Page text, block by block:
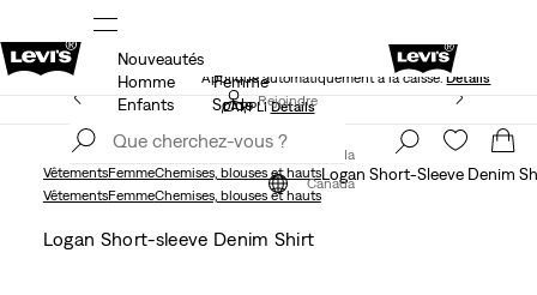
40 % DE RABAIS ADDITIONNEL SUR LES SOLDES.
Appliqué automatiquement à la caisse.Détails
Rejoindre
Canada
Nouveautés
Homme
Femme
Enfants
Solde
LE MEILLEUR DE LEVI'SMD – MAINTENANT DANS
L’APPLIDétails
maintenant
Canada
VêtementsFemmeChemises, blouses et hautsLogan Short-Sleeve Denim
VêtementsFemmeChemises, blouses et hauts
Logan Short-sleeve Denim Shirt